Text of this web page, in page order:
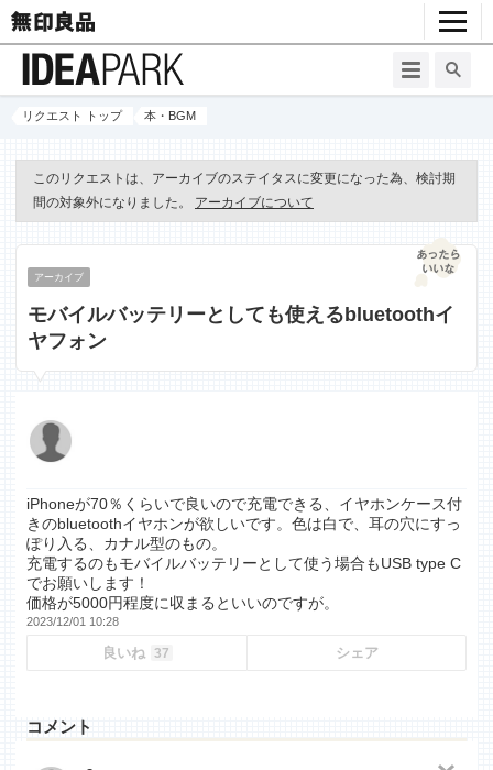
リクエスト トップ 本・BGM
このリクエストは、アーカイブのステイタスに変更になった為、検討期
間の対象外になりました。
アーカイブについて
アーカイブ
モバイルバッテリーとしても使えるbluetoothイ
ヤフォン
iPhoneが70％くらいで良いので充電できる、イヤホンケース付
きのbluetoothイヤホンが欲しいです。色は白で、耳の穴にすっ
ぽり入る、カナル型のもの。
充電するのもモバイルバッテリーとして使う場合もUSB type C
でお願いします！
価格が5000円程度に収まるといいのですが。
2023/12/01 10:28
良いね 37 シェア
コメント